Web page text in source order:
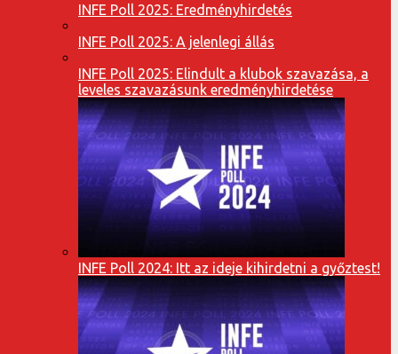
INFE Poll 2025: Eredményhirdetés
INFE Poll 2025: A jelenlegi állás
INFE Poll 2025: Elindult a klubok szavazása, a
leveles szavazásunk eredményhirdetése
INFE Poll 2024: Itt az ideje kihirdetni a győztest!